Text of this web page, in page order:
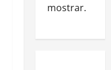
mostrar.